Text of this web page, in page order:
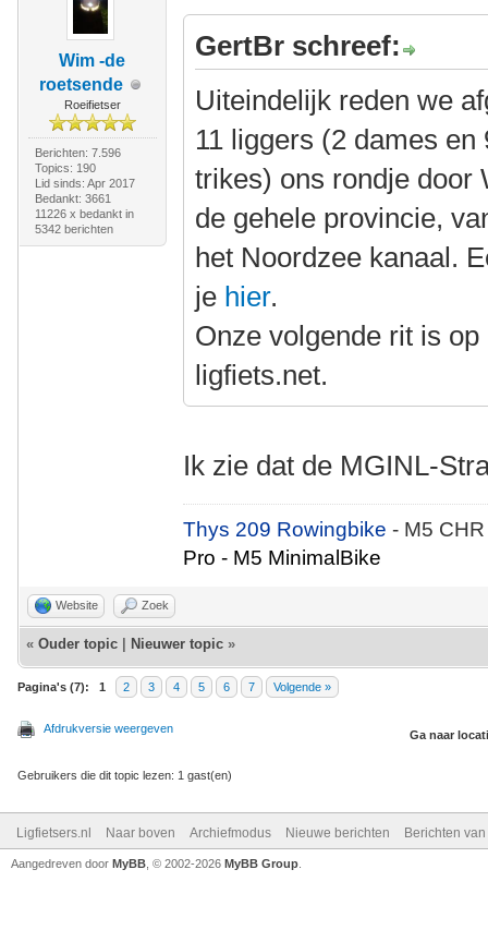
Wim -de
roetsende
Roeifietser
Berichten: 7.596
Topics: 190
Lid sinds: Apr 2017
Bedankt: 3661
11226 x bedankt in
5342 berichten
GertBr schreef:
Uiteindelijk reden we
11 liggers (2 dames
trikes) ons rondje door
de gehele provincie,
het Noordzee kanaal.
je hier.
Onze volgende rit is
ligfiets.net.
Ik zie dat de MGINL-
Thys 209 Rowingbike- M5
Pro - M5 MinimalBike
Website Zoek
« Ouder topic Nieuwer topic »
Pagina's (7): 1 2 3 4 5 6 7 Volgende »
Afdrukversie weergeven Ga naar
Gebruikers die dit topic lezen: 1 gast(en)
Ligfietsers.nl Naar boven Archiefmodus Nieuwe berichten Berichten
Aangedreven door MyBB , © 2002-2026 MyBB Group